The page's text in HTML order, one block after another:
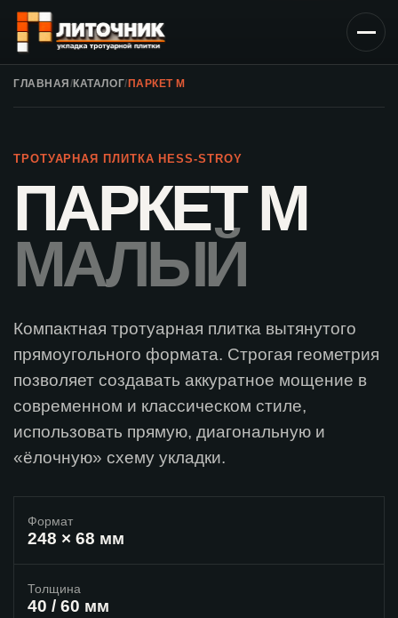
ГЛАВНАЯ /КАТАЛОГ/ ПАРКЕТ М
ТРОТУАРНАЯ ПЛИТКА HESS-STROY
ПАРКЕТ М
МАЛЫЙ
Компактная тротуарная плитка вытянутого
прямоугольного формата. Строгая геометрия
позволяет создавать аккуратное мощение в
современном и классическом стиле,
использовать прямую, диагональную и
«ёлочную» схему укладки.
Формат
248 × 68 мм
Толщина
40 / 60 мм